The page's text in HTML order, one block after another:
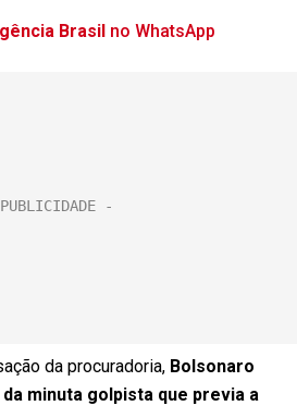
Brasil no WhatsApp
da procuradoria, Bolsonaro
minuta golpista que previa a